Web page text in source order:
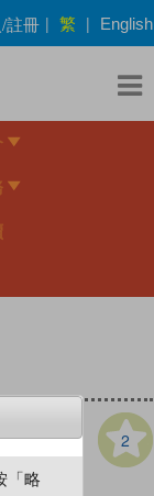
註冊 | 繁 | English
2
「略